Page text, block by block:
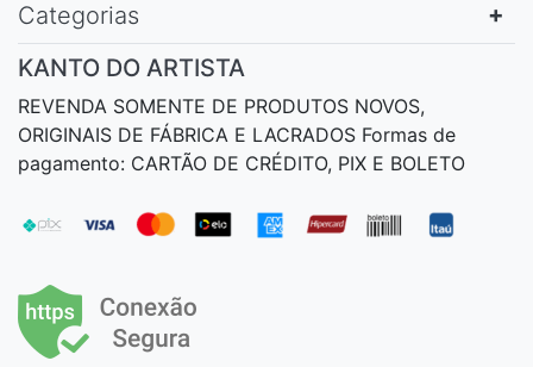
Categorias
KANTO DO ARTISTA
REVENDA SOMENTE DE PRODUTOS NOVOS,
ORIGINAIS DE FÁBRICA E LACRADOS Formas de
pagamento: CARTÃO DE CRÉDITO, PIX E BOLETO